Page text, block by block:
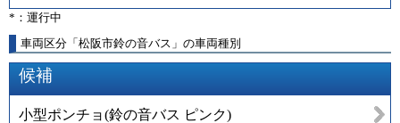
*：運行中
車両区分「松阪市鈴の音バス」の車両種別
候補
小型ポンチョ(鈴の音バス ピンク)